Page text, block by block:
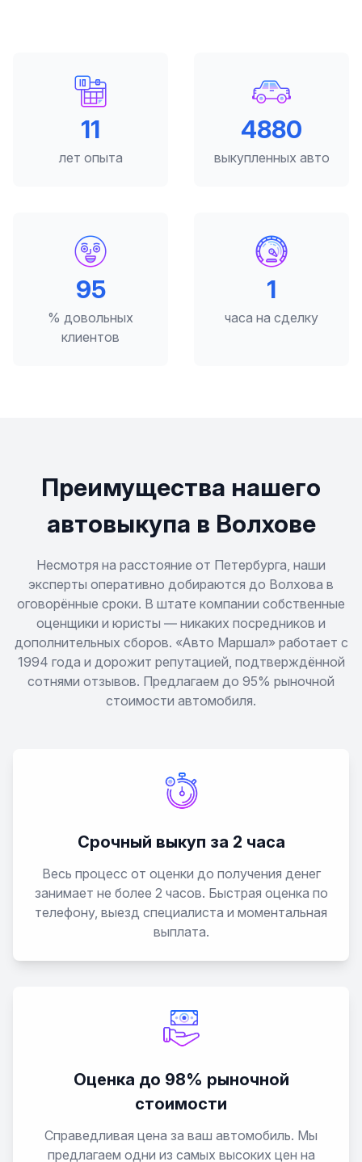
12
лет опыта
5000
выкупленных авто
98
% довольных
клиентов
2
часа на сделку
Преимущества нашего
автовыкупа в Волхове
Несмотря на расстояние от Петербурга, наши
эксперты оперативно добираются до Волхова в
оговорённые сроки. В штате компании собственные
оценщики и юристы — никаких посредников и
дополнительных сборов. «Авто Маршал» работает с
1994 года и дорожит репутацией, подтверждённой
сотнями отзывов. Предлагаем до 95% рыночной
стоимости автомобиля.
Срочный выкуп за 2 часа
Весь процесс от оценки до получения денег
занимает не более 2 часов. Быстрая оценка по
телефону, выезд специалиста и моментальная
выплата.
Оценка до 98% рыночной
стоимости
Справедливая цена за ваш автомобиль. Мы
предлагаем одни из самых высоких цен на